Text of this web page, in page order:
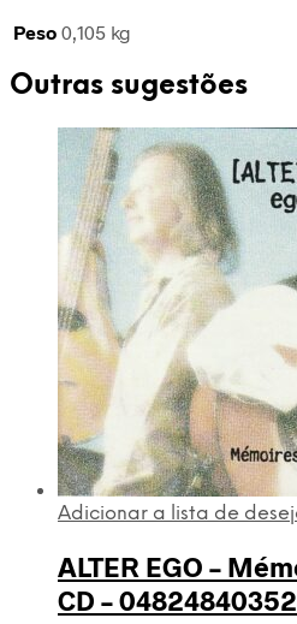
5201364712485
Peso 0,105 kg
Outras sugestões
Adicionar a lista de
ALTER EGO –
CD –